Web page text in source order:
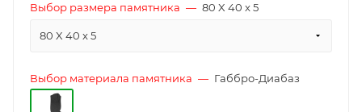
Выбор размера памятника — 80 X 40 x 5
80 X 40 x 5
Выбор материала памятника — Габбро-Диабаз